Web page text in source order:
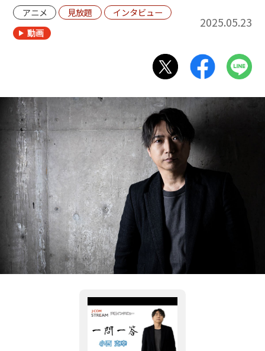
アニメ 見放題 インタビュー
2025.05.23